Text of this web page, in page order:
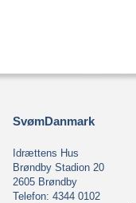
SvømDanmark
Idrættens Hus
Brøndby Stadion 20
2605 Brøndby
Telefon: 4344 0102